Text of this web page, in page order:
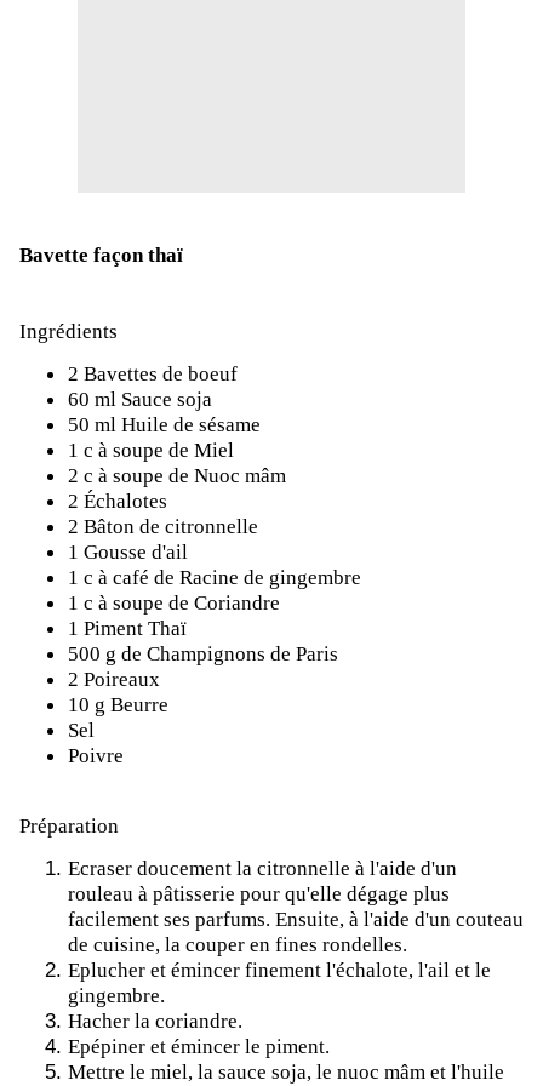
Bavette façon thaï
Ingrédients
2 Bavettes de boeuf
60 ml Sauce soja
50 ml Huile de sésame
1 c à soupe de Miel
2 c à soupe de Nuoc mâm
2 Échalotes
2 Bâton de citronnelle
1 Gousse d'ail
1 c à café de Racine de gingembre
1 c à soupe de Coriandre
1 Piment Thaï
500 g de Champignons de Paris
2 Poireaux
10 g Beurre
Sel
Poivre
Préparation
Ecraser doucement la citronnelle à l'aide d'un
rouleau à pâtisserie pour qu'elle dégage plus
facilement ses parfums. Ensuite, à l'aide d'un couteau
de cuisine, la couper en fines rondelles.
Eplucher et émincer finement l'échalote, l'ail et le
gingembre.
Hacher la coriandre.
Epépiner et émincer le piment.
Mettre le miel, la sauce soja, le nuoc mâm et l'huile